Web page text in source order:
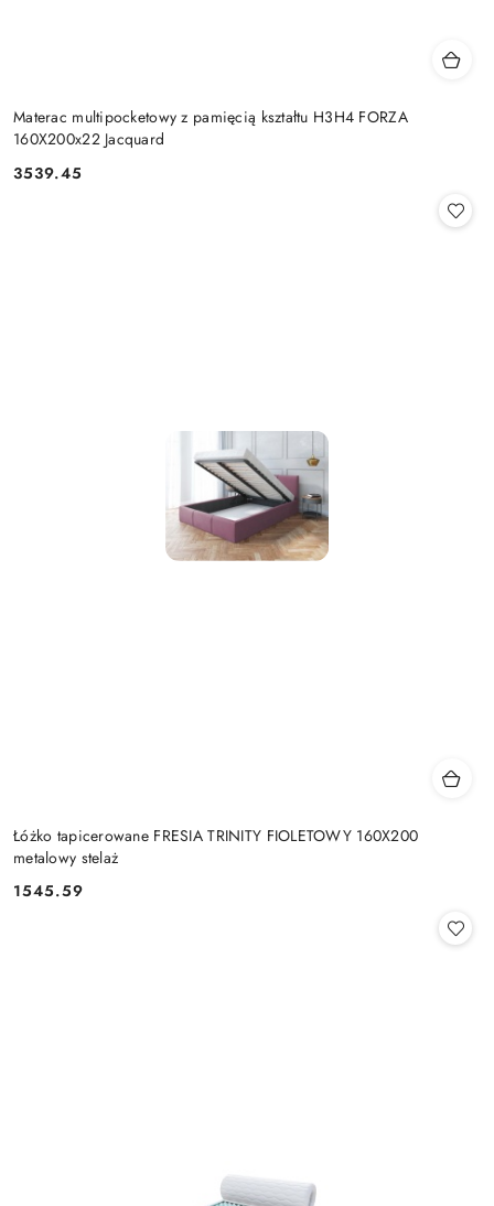
Materac multipocketowy z pamięcią kształtu H3H4 FORZA
160X200x22 Jacquard
Cena:
3539.45
Łóżko tapicerowane FRESIA TRINITY FIOLETOWY 160X200
metalowy stelaż
Cena:
1545.59